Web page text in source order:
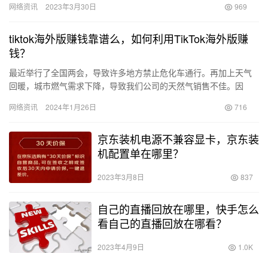
催也…
网络资讯 2023年3月30日 969
tiktok海外版赚钱靠谱么，如何利用TikTok海外版赚
钱？
最近举行了全国两会，导致许多地方禁止危化车通行。再加上天气
回暖，城市燃气需求下降，导致我们公司的天然气销售不佳。因
就可以…
网络资讯 2024年1月26日 716
京东装机电源不兼容显卡，京东装
机配置单在哪里？
2023年3月8日 837
自己的直播回放在哪里，快手怎么
看自己的直播回放在哪看？
2023年4月9日 1.0K